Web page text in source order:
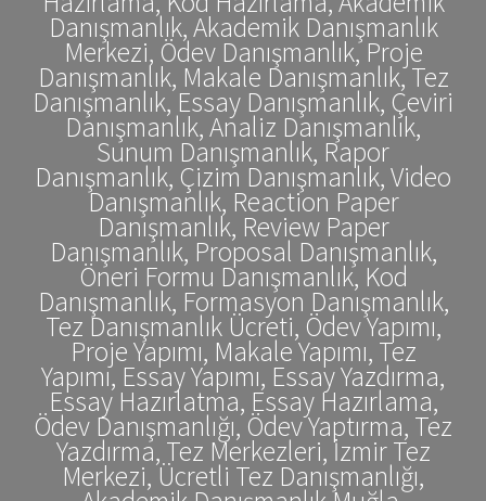
Danışmanlık, Akademik Danışmanlık
Merkezi, Ödev Danışmanlık, Proje
Danışmanlık, Makale Danışmanlık, Tez
Danışmanlık, Essay Danışmanlık, Çeviri
Danışmanlık, Analiz Danışmanlık,
Sunum Danışmanlık, Rapor
Danışmanlık, Çizim Danışmanlık, Video
Danışmanlık, Reaction Paper
Danışmanlık, Review Paper
Danışmanlık, Proposal Danışmanlık,
Öneri Formu Danışmanlık, Kod
Danışmanlık, Formasyon Danışmanlık,
Tez Danışmanlık Ücreti, Ödev Yapımı,
Proje Yapımı, Makale Yapımı, Tez
Yapımı, Essay Yapımı, Essay Yazdırma,
Essay Hazırlatma, Essay Hazırlama,
Ödev Danışmanlığı, Ödev Yaptırma, Tez
Yazdırma, Tez Merkezleri, İzmir Tez
Merkezi, Ücretli Tez Danışmanlığı,